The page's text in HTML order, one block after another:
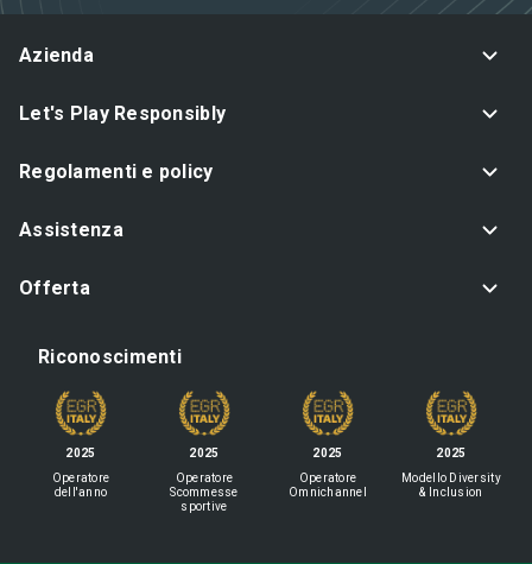
Azienda
Let's Play Responsibly
Regolamenti e policy
Assistenza
Offerta
Riconoscimenti
2025
Operatore
dell'anno
2025
Operatore
Scommesse
sportive
2025
Operatore
Omnichannel
2025
Modello Diversity
& Inclusion